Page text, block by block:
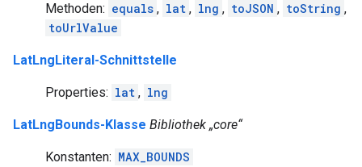
Methoden: equals , lat , lng , toJSON , toString ,
toUrlValue
LatLngLiteral-Schnittstelle
Properties: lat , lng
LatLngBounds-Klasse Bibliothek „core“
Konstanten: MAX_BOUNDS